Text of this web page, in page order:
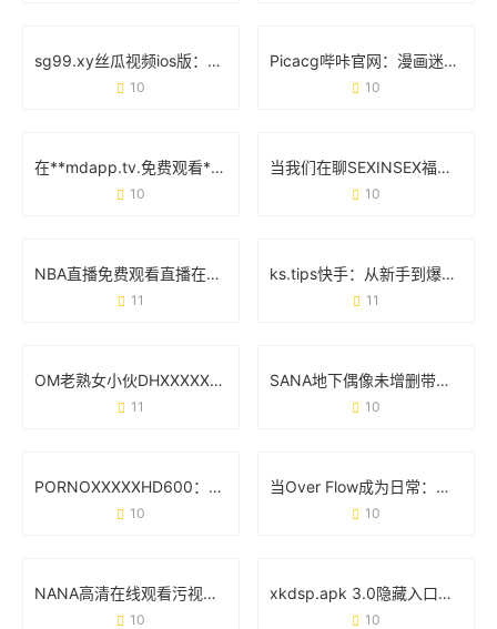
sg99.xy丝瓜视频ios版：如何用这款工具轻松追剧不卡顿？
10
Picacg哔咔官网：漫画迷的宝藏库，官方平台使用全攻略
10
在**mdapp.tv.免费观看**中发现更多精彩内容的正确姿势
10
当我们在聊SEXINSEX福利版时 究竟在讨论什么？
10
NBA直播免费观看直播在线：资深球迷的实战经验分享
11
ks.tips快手：从新手到爆款的实用避坑指南
11
OM老熟女小伙DHXⅩXXX：一场跨代际的社交狂欢
11
SANA地下偶像未增删带歌词：用原生态音乐撕开流量假面
10
PORNOⅩXXXXHD600：当技术参数成为行业现象级标签
10
当Over Flow成为日常：那些藏不住的“溢出”真相
10
NANA高清在线观看污视频完整版：你需要知道的那些事
10
xkdsp.apk 3.0隐藏入口特色：如何用细节设计重新定义工具体验
10